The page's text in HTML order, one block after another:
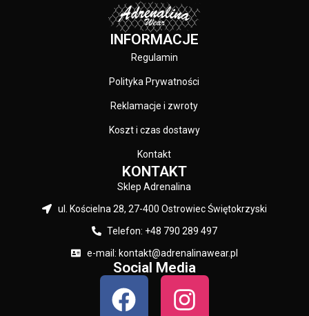
KOLOR:
INFORMACJE
Regulamin
Polityka Prywatności
Reklamacje i zwroty
Koszt i czas dostawy
Kontakt
KONTAKT
Sklep Adrenalina
ul. Kościelna 28, 27-400 Ostrowiec Świętokrzyski
Telefon: +48 790 289 497
e-mail: kontakt@adrenalinawear.pl
Social Media